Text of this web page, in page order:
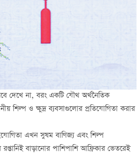
দেখে না, বরং একটি যৌথ অর্থনৈতিক
শিল্প ও ক্ষুদ্র ব্যবসাগুলোর প্রতিযোগিতা করার
এখন সুষম বাণিজ্য এবং শিল্প
বাড়ানোর পাশিপাশি আফ্রিকার ভেতরেই